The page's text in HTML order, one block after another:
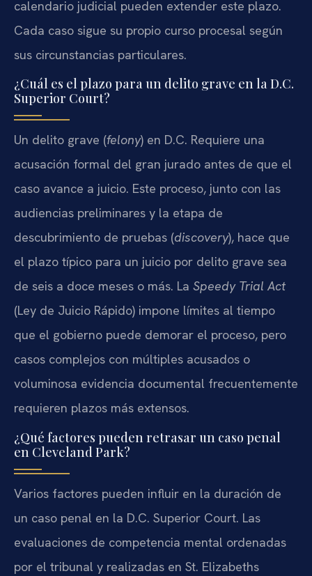
calendario judicial pueden extender este plazo.
Cada caso sigue su propio curso procesal según
sus circunstancias particulares.
¿Cuál es el plazo para un delito grave en la D.C.
Superior Court?
Un delito grave (felony) en D.C. Requiere una
acusación formal del gran jurado antes de que el
caso avance a juicio. Este proceso, junto con las
audiencias preliminares y la etapa de
descubrimiento de pruebas (discovery), hace que
el plazo típico para un juicio por delito grave sea
de seis a doce meses o más. La Speedy Trial Act
(Ley de Juicio Rápido) impone límites al tiempo
que el gobierno puede demorar el proceso, pero
casos complejos con múltiples acusados o
voluminosa evidencia documental frecuentemente
requieren plazos más extensos.
¿Qué factores pueden retrasar un caso penal
en Cleveland Park?
Varios factores pueden influir en la duración de
un caso penal en la D.C. Superior Court. Las
evaluaciones de competencia mental ordenadas
por el tribunal y realizadas en St. Elizabeths